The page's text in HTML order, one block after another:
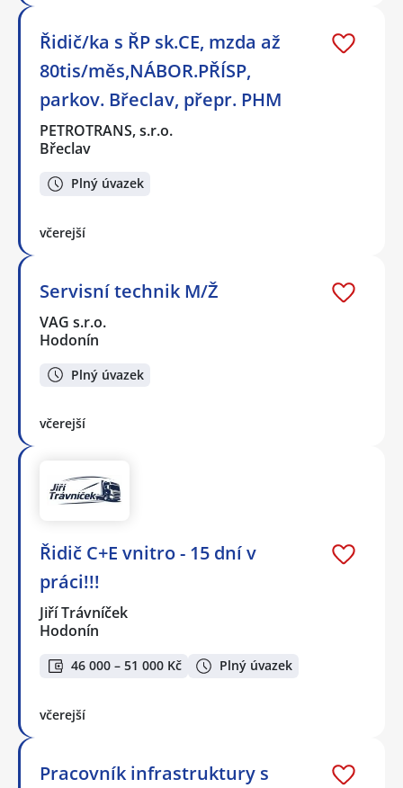
Řidič/ka s ŘP sk.CE, mzda až
80tis/měs,NÁBOR.PŘÍSP,
parkov. Břeclav, přepr. PHM
PETROTRANS, s.r.o.
Břeclav
Plný úvazek
včerejší
Servisní technik M/Ž
VAG s.r.o.
Hodonín
Plný úvazek
včerejší
Řidič C+E vnitro - 15 dní v
práci!!!
Jiří Trávníček
Hodonín
46 000 – 51 000 Kč Plný úvazek
včerejší
Pracovník infrastruktury s